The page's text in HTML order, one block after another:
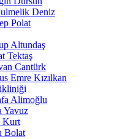
Deniz
Polat
Altundaş
Tektaş
Cantürk
Emre Kızılkan
Alimoğlu
Yavuz
Kurt
Bolat